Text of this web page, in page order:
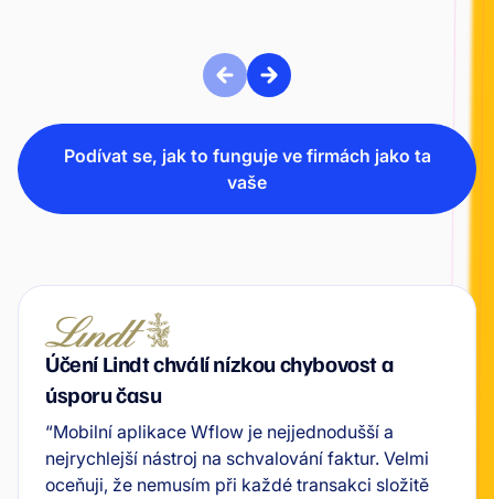
Podívat se, jak to funguje ve firmách jako ta
vaše
Účení Lindt chválí nízkou chybovost a
úsporu času
“Mobilní aplikace Wflow je nejjednodušší a
nejrychlejší nástroj na schvalování faktur. Velmi
oceňuji, že nemusím při každé transakci složitě